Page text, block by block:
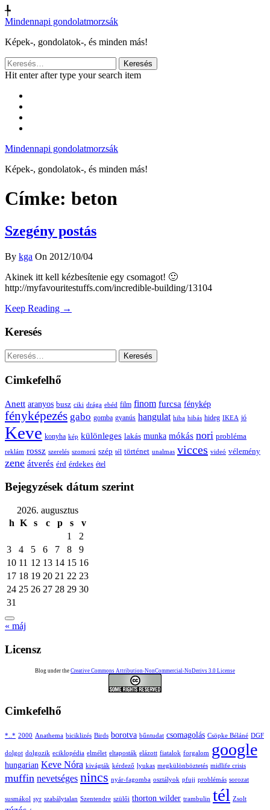
╄
Mindennapi gondolatmorzsák
Képek-, gondolatok-, és minden más!
Keresés:
Hit enter after type your search item
Mindennapi gondolatmorzsák
Képek-, gondolatok-, és minden más!
Címke: beton
Szegény postás
By kga On 2012/10/04
Akinek itt kell kézbesítenie egy csomagot! 🙂
http://myfavouritestuffs.com/incredible-building/13104
Keep Reading →
Keresés
Keresés:
Cimkefelhő
Anett aranyos busz ciki drága ebéd film finom furcsa fénykép
fényképezés gabo gomba gyanús hangulat hiba hibás hideg IKEA jó
Keve konyha kép különleges lakás munka mókás nori probléma
reklám rossz szerelés szomorú szép tél történet unalmas vicces videó vélemény
zene átverés érd érdekes étel
Bejegyzések dátum szerint
2026. augusztus
h K s c p s
v
1
2
3
4 5 6 7 8
9
10 11 12 13 14 15 16
17 18 19 20 21 22 23
24 25 26 27 28 29 30
31
« máj
Licensz
Blog under the Creative Commons Attribution-NonCommercial-NoDerivs 3.0 License
Cimkefelhő
*..* 2000 Anathema biciklizés Birds borotva bűntudat csomagolás Csöpke Béláné DGF
dolgot dolgozik eciklopédia elmélet eltaposták elázott fiatalok forgalom google
hungarian Keve Nóra kivágták kérdező lyukas megkülönböztetés midlife crisis
muffin nevetséges nincs nyár-fagomba osztályok pfujj problémás sorozat
susmákol syr szabálytalan Szentendre szülői thorton wilder trambulin tél Zsolt